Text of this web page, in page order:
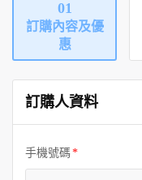
01
訂購內容及優
惠
訂購人資料
手機號碼